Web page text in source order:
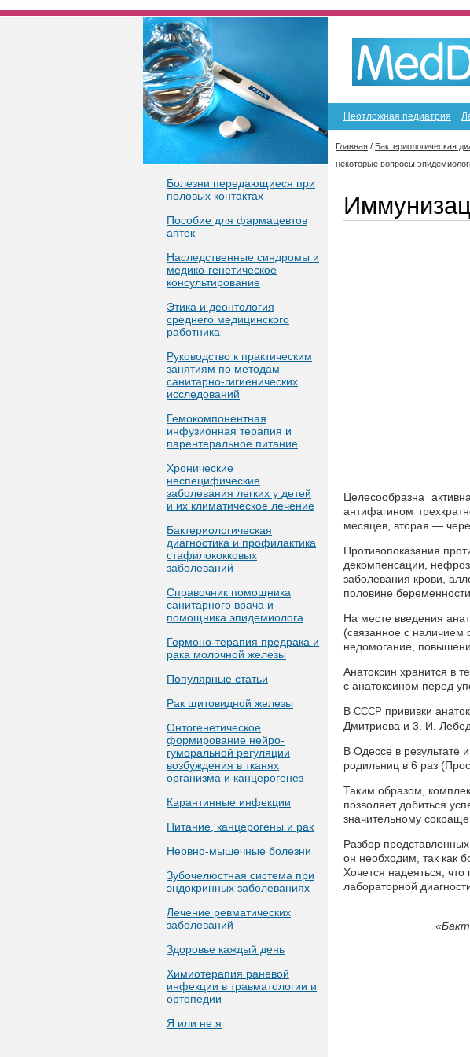
Болезни передающиеся при
половых контактах
Пособие для фармацевтов
аптек
Наследственные синдромы и
медико-генетическое
консультирование
Этика и деонтология
среднего медицинского
работника
Руководство к практическим
занятиям по методам
санитарно-гигиенических
исследований
Гемокомпонентная
инфузионная терапия и
парентеральное питание
Хронические
неспецифические
заболевания легких у детей
и их климатическое лечение
Бактериологическая
диагностика и профилактика
стафилококковых
заболеваний
Справочник помощника
санитарного врача и
помощника эпидемиолога
Гормоно-терапия предрака и
рака молочной железы
Популярные статьи
Рак щитовидной железы
Онтогенетическое
формирование нейро-
гуморальной регуляции
возбуждения в тканях
организма и канцерогенез
Карантинные инфекции
Питание, канцерогены и рак
Нервно-мышечные болезни
Зубочелюстная система при
эндокринных заболеваниях
Лечение ревматических
заболеваний
Здоровье каждый день
Химиотерапия раневой
инфекции в травматологии и
ортопедии
Я или не я
Неотложная педиатрия
Главная / Бактериологическая
некоторые вопросы
Целесообразна
антифагином
месяцев, вторая —
Противопоказания
декомпенсации,
заболевания крови,
половине беременности.
На месте введения
(связанное с
недомогание,
Анатоксин хранится в
с анатоксином перед
В СССР прививки
Дмитриева и 3. И.
В Одессе в результате
родильниц в 6 раз
Таким образом,
позволяет добиться
значительному
Разбор
он необходим, так как
Хочется надеяться,
лабораторной
«